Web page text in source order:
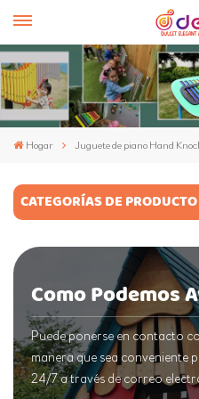
Hogar Juguete de piano Hand
CATEGORÍAS DE PRODUCTO
Como Podemos
Puede ponerse en contacto
manera que sea conveniente
24/7 a través de correo